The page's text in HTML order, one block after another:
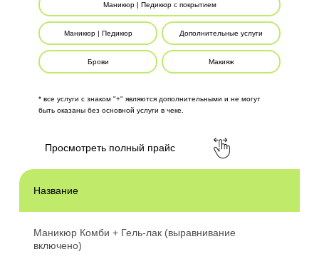
Маникюр | Педикюр с покрытием
Маникюр | Педикюр Дополнительные услуги
Брови Макияж
* все услуги с знаком "+" являются дополнительными и не могут
быть оказаны без основной услуги в чеке.
Просмотреть полный прайс
Название
Маникюр Комби + Гель-лак (выравнивание
включено)